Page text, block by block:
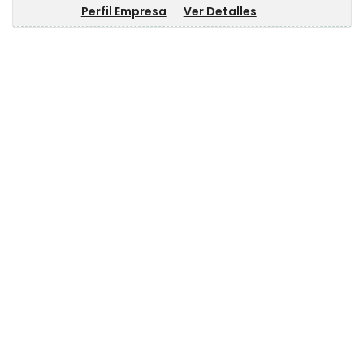
Perfil Empresa Ver Detalles